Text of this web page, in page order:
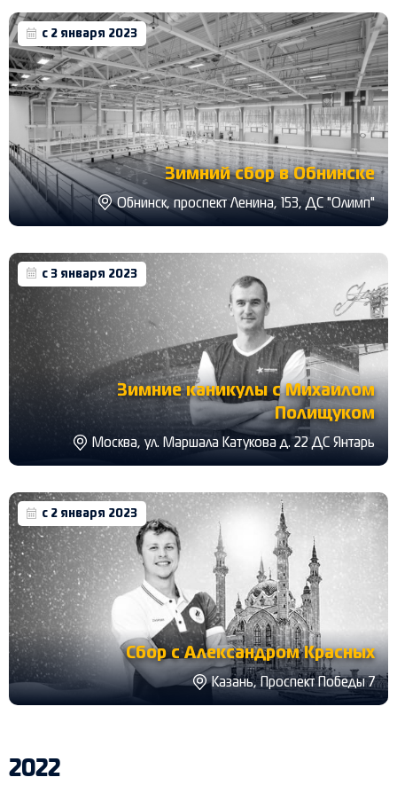
с 2 января 2023
Зимний сбор в Обнинске
Обнинск, проспект Ленина, 153, ДС "Олимп"
с 3 января 2023
Зимние каникулы с Михаилом
Полищуком
Москва, ул. Маршала Катукова д. 22 ДС Янтарь
с 2 января 2023
Сбор с Александром Красных
Казань, Проспект Победы 7
2022